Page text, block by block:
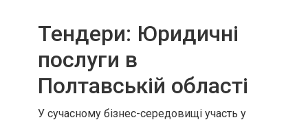
Тендери: Юридичні
послуги в
Полтавській області
У сучасному бізнес-середовищі участь у